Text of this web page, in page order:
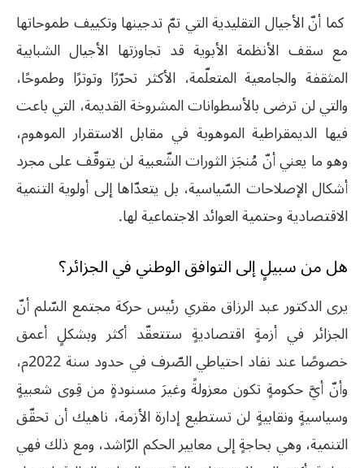
كما أنّ الأجيال التقليدية التي تمّ تدجينها وتكييف طموحاتها
مع سقف الأنظمة الأبوية قد تجاوزتها الأجيال الشبابية
المثقفة والجامعية المتعلّمة، الأكثر تحرّرًا وتوترًا وطموحًا،
والتي لن ترضى بالأسطوانات المشروخة القديمة، التي باعت
فيها الديمقراطية الموهوبة في مقابل الاستقرار الموهوم،
وهو ما يعني أنّ مُنجَز الثورات الشّعبية لن يتوقّف على مجرد
أشكال الإصلاحات السّياسية، بل يتعدّاها إلى أولوية التنمية
الاقتصادية وحتمية العوائد الاجتماعية لها.
هل من سبيلٍ إلىالتوافق الوطني في الجزائر؟
يرى الدكتور عبد الرزاق مقري رئيس حركة مجتمع السّلم أنّ
الجزائر في أزمةٍ اقتصاديةٍ ستتعقّد أكثر وبشكلٍ أعمق
خصوصًا عند نفاد احتياطي الصّرف في حدود سنة 2022م،
وأنّ أيَّ حكومةٍ تكون معزولةً وغيرَ مسنودةٍ من قِوى شعبيةٍ
وسياسيةٍ ونقابيةٍ لن تستطيع إدارة الأزمة، ناهيك أن تحقّق
التنمية، وهي بحاجةٍ إلى معايير الحكم الرّاشد، ومع ذلك فهي